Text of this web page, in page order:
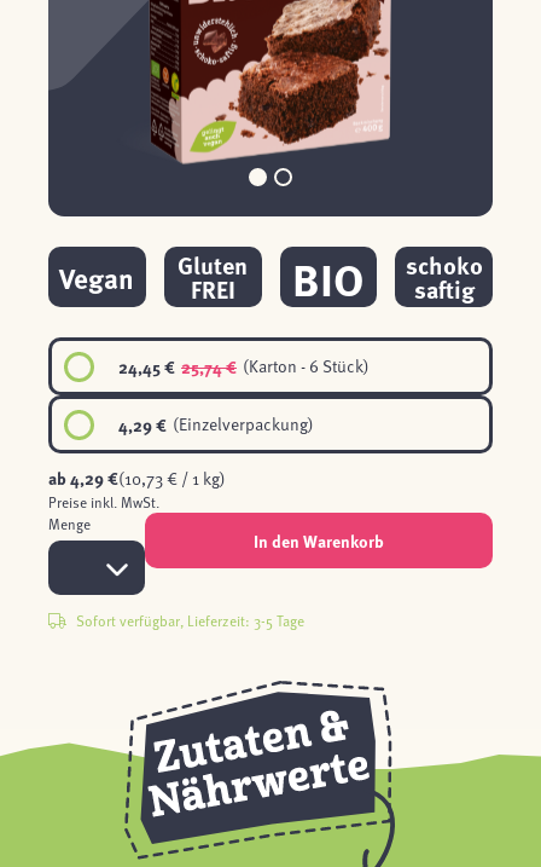
Vegan Gluten
FREI BIO schoko
saftig
24,45 € 25,74 € (Karton - 6 Stück)
4,29 € (Einzelverpackung)
ab4,29 €(10,73 € / 1 kg)
Preise inkl. MwSt.
Menge
In den Warenkorb
Sofort verfügbar, Lieferzeit: 3-5 Tage